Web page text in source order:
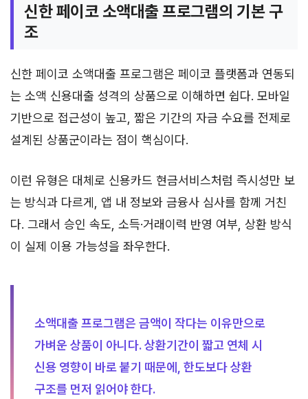
신한 페이코 소액대출 프로그램의 기본 구
조
신한 페이코 소액대출 프로그램은 페이코 플랫폼과 연동되
는 소액 신용대출 성격의 상품으로 이해하면 쉽다. 모바일
기반으로 접근성이 높고, 짧은 기간의 자금 수요를 전제로
설계된 상품군이라는 점이 핵심이다.
이런 유형은 대체로 신용카드 현금서비스처럼 즉시성만 보
는 방식과 다르게, 앱 내 정보와 금융사 심사를 함께 거친
다. 그래서 승인 속도, 소득·거래이력 반영 여부, 상환 방식
이 실제 이용 가능성을 좌우한다.
소액대출 프로그램은 금액이 작다는 이유만으로
가벼운 상품이 아니다. 상환기간이 짧고 연체 시
신용 영향이 바로 붙기 때문에, 한도보다 상환
구조를 먼저 읽어야 한다.